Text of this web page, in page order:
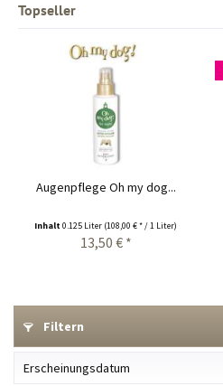
Topseller
Augenpflege Oh my dog...
Inhalt 0.125 Liter (108,00 € * / 1 Liter)
13,50 € *
Filtern